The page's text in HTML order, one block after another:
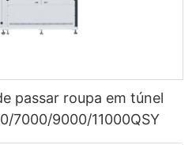
passar roupa em túnel
7000/9000/11000QSY